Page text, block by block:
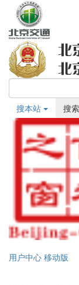
搜本站 搜索
用户中心 移动版